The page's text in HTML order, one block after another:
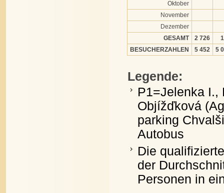
Oktober
November
Dezember
GESAMT
2 726
BESUCHERZAHLEN
5 452 5
Legende:
P1=Jelenka I.,
Objížďková
parking
Autobus
Die
der
Personen in